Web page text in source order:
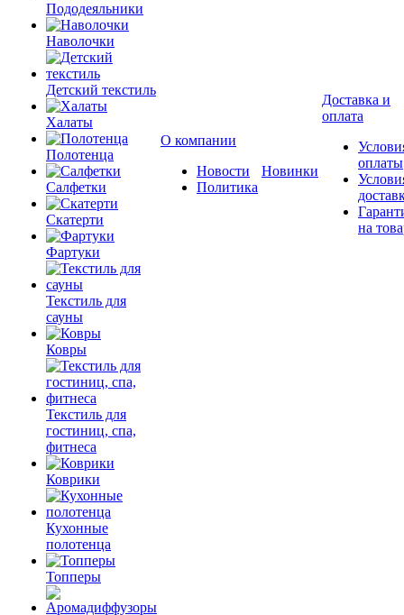
Пододеяльники
Наволочки
Детский текстиль
Халаты
Полотенца
Салфетки
Скатерти
Фартуки
Текстиль для
сауны
Ковры
Текстиль для
гостиниц, спа,
фитнеса
Коврики
Кухонные
полотенца
Топперы
О компании
Новости
Политика
Новинки
Доставка и
оплата
оплаты
на